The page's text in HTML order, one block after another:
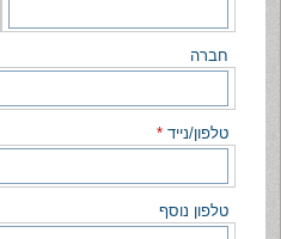
חברה
טלפון/נייד *
טלפון נוסף